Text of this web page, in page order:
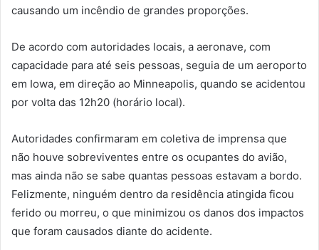
causando um incêndio de grandes proporções.
De acordo com autoridades locais, a aeronave, com
capacidade para até seis pessoas, seguia de um aeroporto
em Iowa, em direção ao Minneapolis, quando se acidentou
por volta das 12h20 (horário local).
Autoridades confirmaram em coletiva de imprensa que
não houve sobreviventes entre os ocupantes do avião,
mas ainda não se sabe quantas pessoas estavam a bordo.
Felizmente, ninguém dentro da residência atingida ficou
ferido ou morreu, o que minimizou os danos dos impactos
que foram causados diante do acidente.